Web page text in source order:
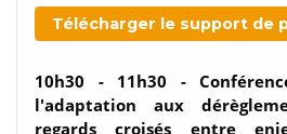
Télécharger le support de
10h30 - 11h30
-
l'adaptation aux
regards croisés entre